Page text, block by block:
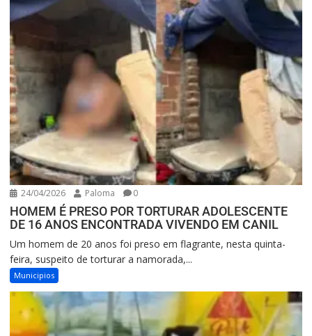
24/04/2026 Paloma 0
HOMEM É PRESO POR TORTURAR ADOLESCENTE
DE 16 ANOS ENCONTRADA VIVENDO EM CANIL
Um homem de 20 anos foi preso em flagrante, nesta quinta-
feira, suspeito de torturar a namorada,...
Municipios